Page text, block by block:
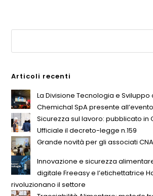
Articoli recenti
La Divisione Tecnologia e Sviluppo
Chemichal SpA presente all’evento
Sicurezza sul lavoro: pubblicato in
Ufficiale il decreto-legge n.159
Grande novità per gli associati CNA
Innovazione e sicurezza
digitale Freeasy e l’etichettatrice
rivoluzionano il settore